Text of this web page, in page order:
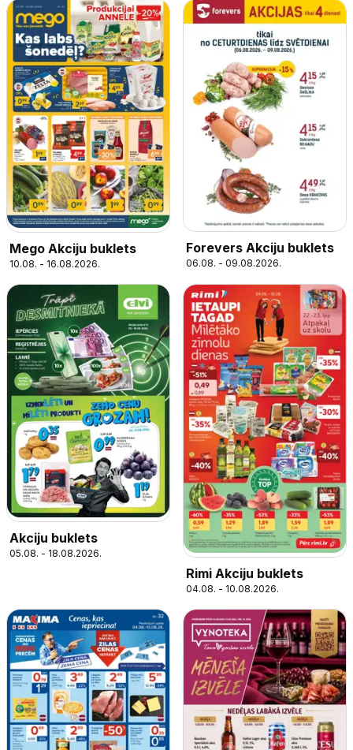
Mego Akciju buklets
10.08. - 16.08.2026.
Forevers Akciju buklets
06.08. - 09.08.2026.
Akciju buklets
05.08. - 18.08.2026.
Rimi Akciju buklets
04.08. - 10.08.2026.